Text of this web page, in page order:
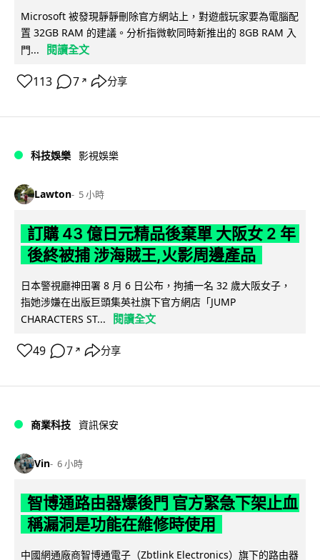
Microsoft 被發現靜靜刪除官方網站上，對遊戲玩家要為電腦配
置 32GB RAM 的建議。分析指微軟同時新推出的 8GB RAM 入
門...
閱讀全文
113 7 ↗ 分享
科技娛樂 影視娛樂
Lawton 5 小時
訂購 43 億日元精品後棄單 大阪女 2 年
後終被捕 涉海賊王,火影周邊產品
日本警視廳神田署 8 月 6 日公布，拘捕一名 32 歲大阪女子，
指她涉嫌在出版巨頭集英社旗下官方網店「JUMP
CHARACTERS ST...
閱讀全文
49 7 ↗ 分享
商業科技 資訊保安
Vin 6 小時
智博通路由器爆後門 官方緊急下架止血
稱漏洞是功能在維修時使用
中國網通廠商智博通電子（Zbtlink Electronics）旗下的路由器